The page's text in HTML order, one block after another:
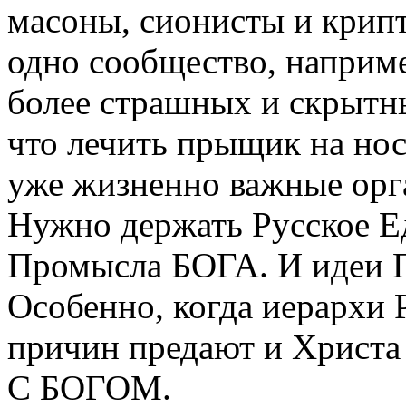
масоны, сионисты и
одно сообщество,
более страшных и
что лечить прыщик на
уже жизненно важные
Нужно держать Русское
Промысла БОГА. И идеи
Особенно, когда
причин предают и
С БОГОМ.